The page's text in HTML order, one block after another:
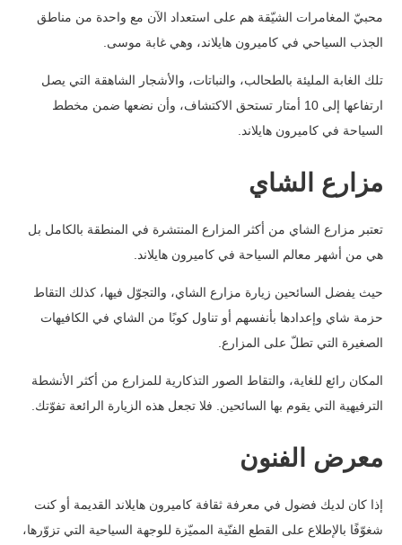
محبيّ المغامرات الشيّقة هم على استعداد الآن مع واحدة من مناطق
الجذب السياحي في كاميرون هايلاند، وهي غابة موسى.
تلك الغابة المليئة بالطحالب، والنباتات، والأشجار الشاهقة التي يصل
ارتفاعها إلى 10 أمتار تستحق الاكتشاف، وأن نضعها ضمن مخطط
السياحة في كاميرون هايلاند.
مزارع الشاي
تعتبر مزارع الشاي من أكثر المزارع المنتشرة في المنطقة بالكامل بل
هي من أشهر معالم السياحة في كاميرون هايلاند.
حيث يفضل السائحين زيارة مزارع الشاي، والتجوّل فيها، كذلك التقاط
حزمة شاي وإعدادها بأنفسهم أو تناول كوبًا من الشاي في الكافيهات
الصغيرة التي تطلّ على المزارع.
المكان رائع للغاية، والتقاط الصور التذكارية للمزارع من أكثر الأنشطة
الترفيهية التي يقوم بها السائحين. فلا تجعل هذه الزيارة الرائعة تفوّتك.
معرض الفنون
إذا كان لديك فضول في معرفة ثقافة كاميرون هايلاند القديمة أو كنت
شغوّفًا بالإطلاع على القطع الفنّية المميّزة للوجهة السياحية التي تزوّرها،